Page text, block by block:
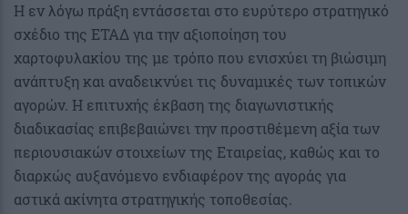
Η εν λόγω πράξη εντάσσεται στο ευρύτερο στρατηγικό
σχέδιο της ΕΤΑΔ για την αξιοποίηση του
χαρτοφυλακίου της με τρόπο που ενισχύει τη βιώσιμη
ανάπτυξη και αναδεικνύει τις δυναμικές των τοπικών
αγορών. Η επιτυχής έκβαση της διαγωνιστικής
διαδικασίας επιβεβαιώνει την προστιθέμενη αξία των
περιουσιακών στοιχείων της Εταιρείας, καθώς και το
διαρκώς αυξανόμενο ενδιαφέρον της αγοράς για
αστικά ακίνητα στρατηγικής τοποθεσίας.